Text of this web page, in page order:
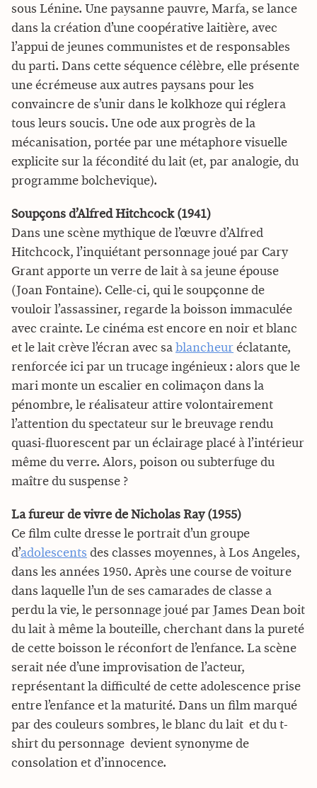
sous Lénine. Une paysanne pauvre, Marfa, se lance
dans la création d’une coopérative laitière, avec
l’appui de jeunes communistes et de responsables
du parti. Dans cette séquence célèbre, elle présente
une écrémeuse aux autres paysans pour les
convaincre de s’unir dans le kolkhoze qui réglera
tous leurs soucis. Une ode aux progrès de la
mécanisation, portée par une métaphore visuelle
explicite sur la fécondité du lait (et, par analogie, du
programme bolchevique).
Soupçons d’Alfred Hitchcock (1941)
Dans une scène mythique de l’œuvre d’Alfred
Hitchcock, l’inquiétant personnage joué par Cary
Grant apporte un verre de lait à sa jeune épouse
(Joan Fontaine). Celle-ci, qui le soupçonne de
vouloir l’assassiner, regarde la boisson immaculée
avec crainte. Le cinéma est encore en noir et blanc
et le lait crève l’écran avec sa blancheur éclatante,
renforcée ici par un trucage ingénieux : alors que le
mari monte un escalier en colimaçon dans la
pénombre, le réalisateur attire volontairement
l’attention du spectateur sur le breuvage rendu
quasi-fluorescent par un éclairage placé à l’intérieur
même du verre. Alors, poison ou subterfuge du
maître du suspense ?
La fureur de vivre de Nicholas Ray (1955)
Ce film culte dresse le portrait d’un groupe
d’adolescents des classes moyennes, à Los Angeles,
dans les années 1950. Après une course de voiture
dans laquelle l’un de ses camarades de classe a
perdu la vie, le personnage joué par James Dean boit
du lait à même la bouteille, cherchant dans la pureté
de cette boisson le réconfort de l’enfance. La scène
serait née d’une improvisation de l’acteur,
représentant la difficulté de cette adolescence prise
entre l’enfance et la maturité. Dans un film marqué
par des couleurs sombres, le blanc du lait  et du t-
shirt du personnage  devient synonyme de
consolation et d’innocence.